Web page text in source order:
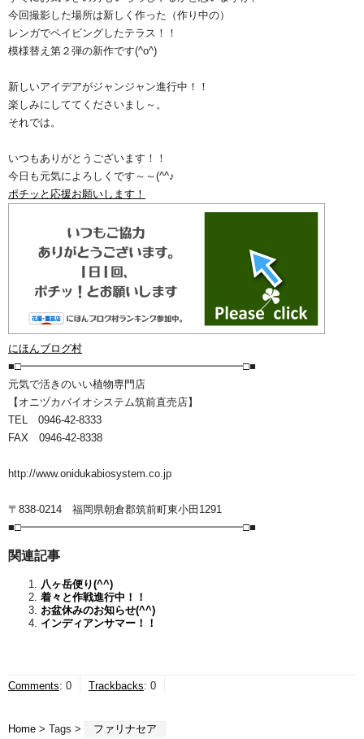
今回撮影した場所は新しく作った（作り中の）
レンガでペイビングしたテラス！！
模様替え第２弾の新作です(^o^)ゞ
新しいアイデアがジャンジャン進行中！！
楽しみにしててくださいまし～。
それでは。
いつもありがとうございます！！
今日も元気によろしくです～～(^^♪
ポチッと応援お願いします！
にほんブログ村
■□━━━━━━━━━━━━━━━━━━━━━□■
元気で活きのいい植物専門店
【オニヅカバイオシステム筑前直売店】
TEL 0946-42-8333
FAX 0946-42-8338
http://www.onidukabiosystem.co.jp
〒838-0214 福岡県朝倉郡筑前町東小田1291
■□━━━━━━━━━━━━━━━━━━━━━□■
関連記事
八ヶ岳便り(^^)
着々と作戦進行中！！
お盆休みのお知らせ(^^)
インディアンサマー！！
Comments: 0 Trackbacks: 0
Home > Tags > ファリナセア